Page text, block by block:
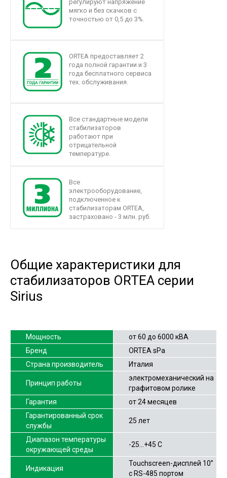
регулируют напряжение
мягко и без скачков с
точностью от 0,5 до 3%.
ORTEA предоставляет 2
года полной гарантии и 3
года бесплатного сервиса
тех. обслуживания.
Все стандартные модели
стабилизаторов
работают при
отрицательной
температуре.
Все
электрооборудование,
подключенное к
стабилизаторам ORTEA,
застраховано - 3 млн. руб.
Общие характеристики для
стабилизаторов ORTEA серии
Sirius
Мощность
от 60 до 6000 кВА
Бренд
ORTEA sPa
Страна производитель
Италия
Принцип работы
электромеханический на
графитовом ролике
Гарантия
от 24 месяцев
Гарантированный срок
службы
25 лет
Диапазон температуры
окружающей среды
-25…+45 С
Индикация
Touchscreen-дисплей 10”
с RS-485 портом